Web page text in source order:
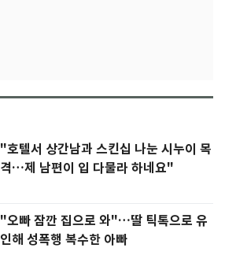
"호텔서 상간남과 스킨십 나눈 시누이 목
격…제 남편이 입 다물라 하네요"
"오빠 잠깐 집으로 와"…딸 틱톡으로 유
인해 성폭행 복수한 아빠